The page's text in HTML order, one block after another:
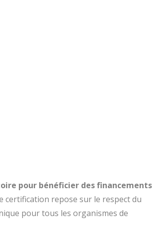
pour bénéficier des financements
certification repose sur le respect du
pour tous les organismes de